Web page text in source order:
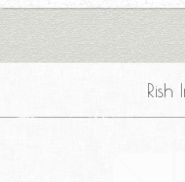
Rish